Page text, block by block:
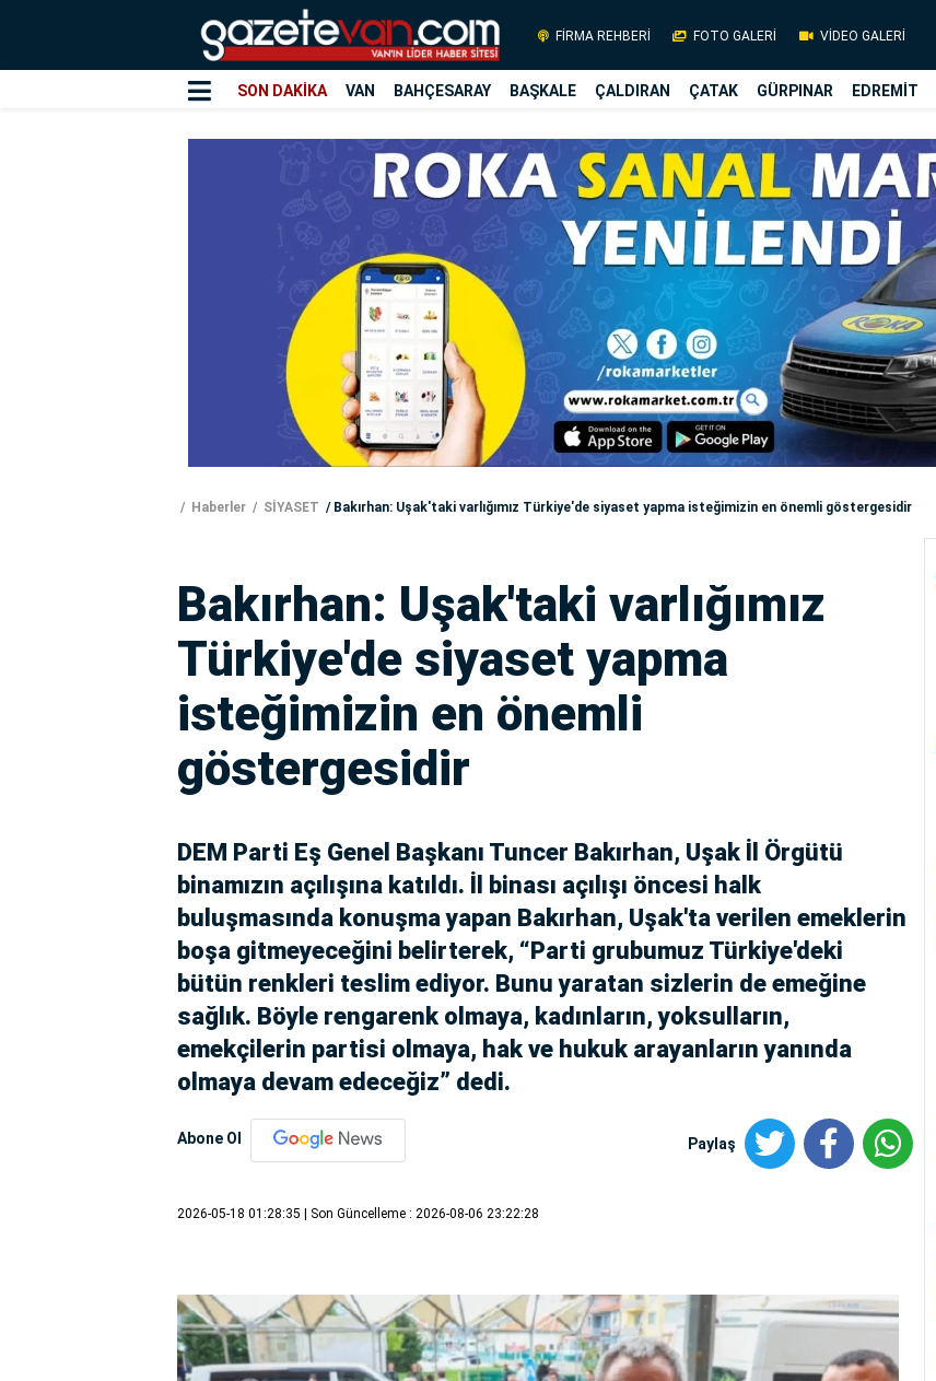
FİRMA REHBERİ FOTO GALERİ VİDEO GALERİ
SON DAKİKA VAN BAHÇESARAY BAŞKALE ÇALDIRAN ÇATAK GÜRPINAR EDREMİT
Haberler SİYASET Bakırhan: Uşak'taki varlığımız Türkiye'de siyaset yapma isteğimizin en önemli göstergesidir
Bakırhan: Uşak'taki varlığımız
Türkiye'de siyaset yapma
isteğimizin en önemli
göstergesidir
DEM Parti Eş Genel Başkanı Tuncer Bakırhan, Uşak İl Örgütü
binamızın açılışına katıldı. İl binası açılışı öncesi halk
buluşmasında konuşma yapan Bakırhan, Uşak'ta verilen emeklerin
boşa gitmeyeceğini belirterek, “Parti grubumuz Türkiye'deki
bütün renkleri teslim ediyor. Bunu yaratan sizlerin de emeğine
sağlık. Böyle rengarenk olmaya, kadınların, yoksulların,
emekçilerin partisi olmaya, hak ve hukuk arayanların yanında
olmaya devam edeceğiz” dedi.
Abone Ol Paylaş
2026-05-18 01:28:35 | Son Güncelleme : 2026-08-06 23:22:28